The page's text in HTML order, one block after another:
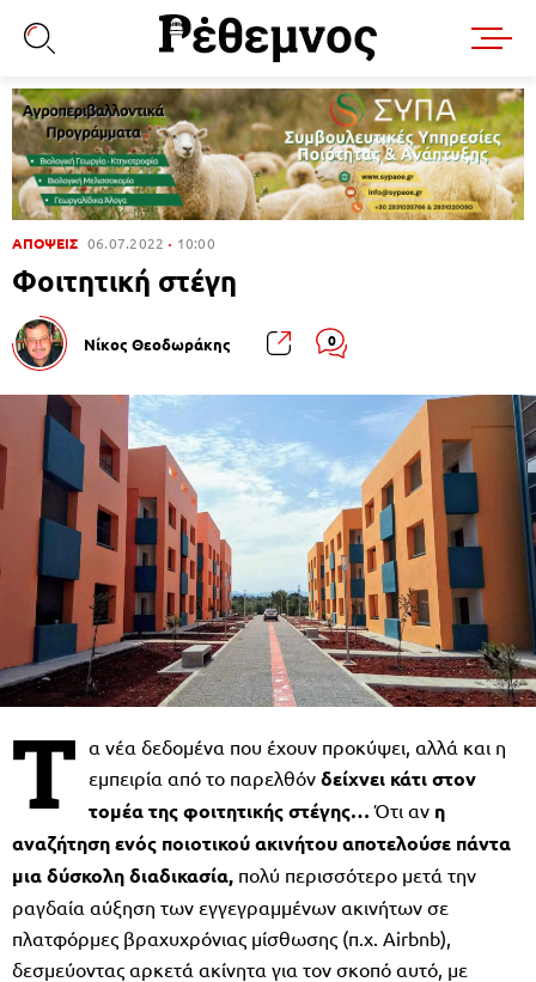
ΑΠΟΨΕΙΣ 06.07.2022 10:00
Φοιτητική στέγη
Νίκος Θεοδωράκης 0
Τ α νέα δεδομένα που έχουν προκύψει, αλλά και η
εμπειρία από το παρελθόν δείχνει κάτι στον
τομέα της φοιτητικής στέγης… Ότι αν η
αναζήτηση ενός ποιοτικού ακινήτου αποτελούσε πάντα
μια δύσκολη διαδικασία, πολύ περισσότερο μετά την
ραγδαία αύξηση των εγγεγραμμένων ακινήτων σε
πλατφόρμες βραχυχρόνιας μίσθωσης (π.χ. Airbnb),
δεσμεύοντας αρκετά ακίνητα για τον σκοπό αυτό, με